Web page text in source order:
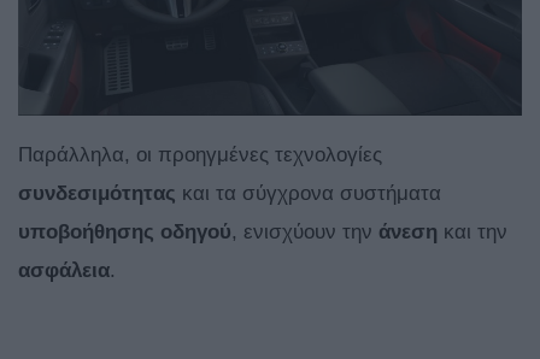
Παράλληλα, οι προηγμένες τεχνολογίες
συνδεσιμότητας και τα σύγχρονα συστήματα
υποβοήθησης οδηγού, ενισχύουν την άνεση και την
ασφάλεια.